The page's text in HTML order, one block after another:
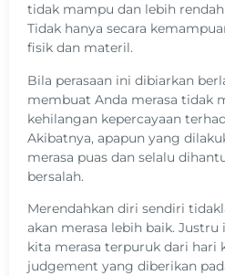
tidak mampu dan lebih
Tidak hanya secara
fisik dan materil.
Bila perasaan ini dibiarkan
membuat Anda merasa tidak
kehilangan kepercayaan
Akibatnya, apapun yang
merasa puas dan selalu
bersalah.
Merendahkan diri sendiri
akan merasa lebih baik.
kita merasa terpuruk dari hari
judgement yang diberikan